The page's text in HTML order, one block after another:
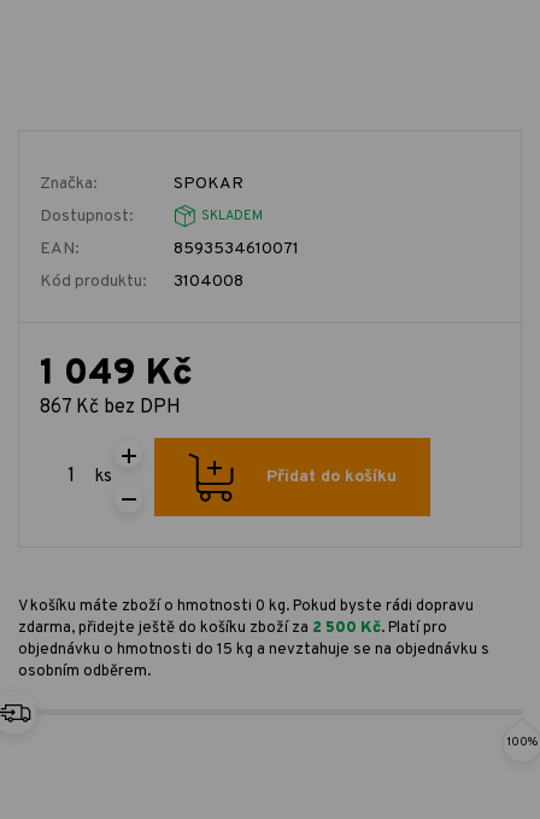
Značka:
SPOKAR
Dostupnost:
SKLADEM
EAN:
8593534610071
Kód produktu:
3104008
1 049 Kč
867 Kč bez DPH
ks Přidat do košíku
V košíku máte zboží o hmotnosti 0 kg. Pokud byste rádi dopravu
zdarma, přidejte ještě do košíku zboží za 2 500 Kč. Platí pro
objednávku o hmotnosti do 15 kg a nevztahuje se na objednávku s
osobním odběrem.
100%